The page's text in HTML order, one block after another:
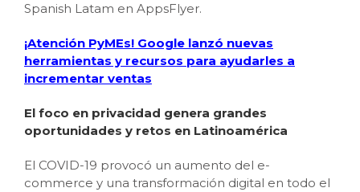
Spanish Latam en AppsFlyer.
¡Atención PyMEs! Google lanzó nuevas
herramientas y recursos para ayudarles a
incrementar ventas
El foco en privacidad genera grandes
oportunidades y retos en Latinoamérica
El COVID-19 provocó un aumento del e-
commerce y una transformación digital en todo el